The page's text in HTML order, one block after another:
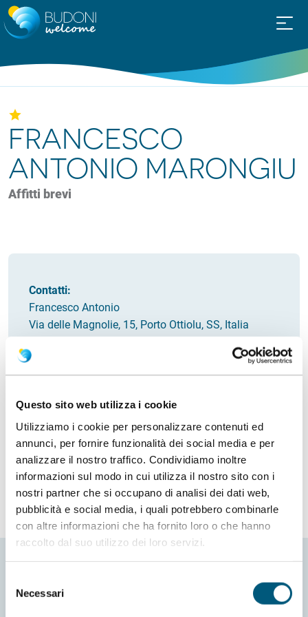
Questo sito web utilizza i cookie
Utilizziamo i cookie per personalizzare contenuti ed
annunci, per fornire funzionalità dei social media e per
analizzare il nostro traffico. Condividiamo inoltre
informazioni sul modo in cui utilizza il nostro sito con i
nostri partner che si occupano di analisi dei dati web,
pubblicità e social media, i quali potrebbero combinarle
con altre informazioni che ha fornito loro o che hanno
raccolto dal suo utilizzo dei loro servizi.
delNecessari
Contatti:
Francesco Antonio
Via delle Magnolie, 15, Porto Ottiolu, SS, Italia
Italia
Email
Richiedi info
FRANCESCO
ANTONIO MARONGIU
Affitti brevi